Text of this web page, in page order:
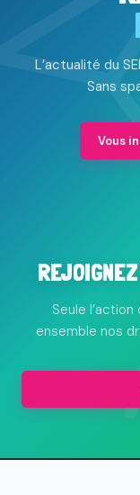
L’actualité du
Sans
Vous
Seule
ensemble nos